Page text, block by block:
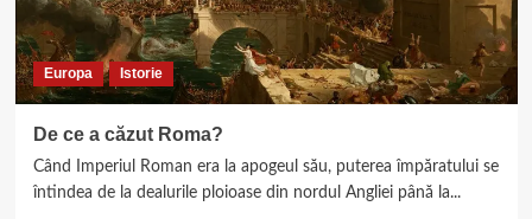
test
nuclear
într-
una
dintre
mai
mari
explozii
Europa Istorie
De ce a căzut Roma?
Când Imperiul Roman era la apogeul său, puterea împăratului se
întindea de la dealurile ploioase din nordul Angliei până la...